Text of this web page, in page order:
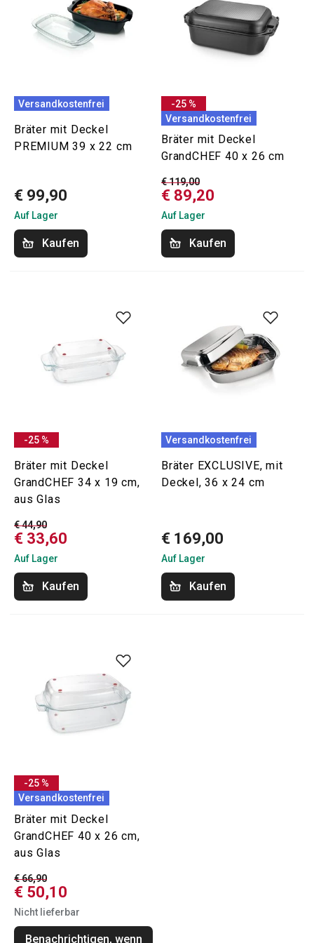
Versandkostenfrei
Bräter mit Deckel
PREMIUM 39 x 22 cm
€ 99,90
Auf Lager
Kaufen
-25 %
Versandkostenfrei
Bräter mit Deckel
GrandCHEF 40 x 26 cm
€ 119,00
€ 89,20
Auf Lager
Kaufen
-25 %
Bräter mit Deckel
GrandCHEF 34 x 19 cm,
aus Glas
€ 44,90
€ 33,60
Auf Lager
Kaufen
Versandkostenfrei
Bräter EXCLUSIVE, mit
Deckel, 36 x 24 cm
€ 169,00
Auf Lager
Kaufen
-25 %
Versandkostenfrei
Bräter mit Deckel
GrandCHEF 40 x 26 cm,
aus Glas
€ 66,90
€ 50,10
Nicht lieferbar
Benachrichtigen, wenn